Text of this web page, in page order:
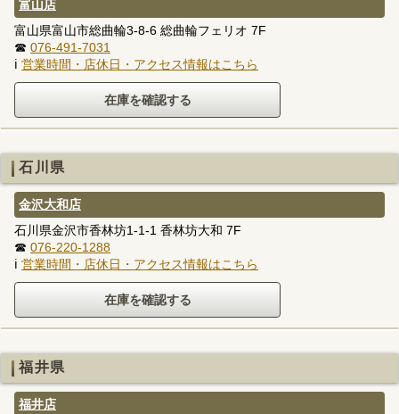
富山店
富山県富山市総曲輪3-8-6 総曲輪フェリオ 7F
☎ 076-491-7031
ℹ 営業時間・店休日・アクセス情報はこちら
石川県
金沢大和店
石川県金沢市香林坊1-1-1 香林坊大和 7F
☎ 076-220-1288
ℹ 営業時間・店休日・アクセス情報はこちら
福井県
福井店